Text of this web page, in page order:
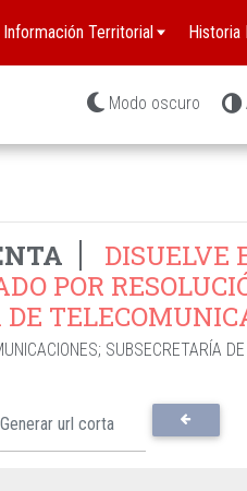
Información Territorial Historia
Modo oscuro
DISUELVE
POR
; SUBSECRETARÍA